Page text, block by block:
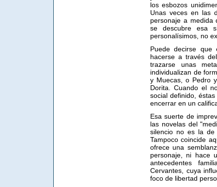
los esbozos
Unas veces en las
personaje a medida
se descubre esa
personalísimos, no
Puede decirse
hacerse a través
trazarse unas
individualizan de
y Muecas, o Pedro
Dorita. Cuando el
social definido,
encerrar en un
Esa suerte de
las novelas del
silencio no es la de
Tampoco coincide
ofrece una
personaje, ni hace
antecedentes
Cervantes, cuya
foco de libertad